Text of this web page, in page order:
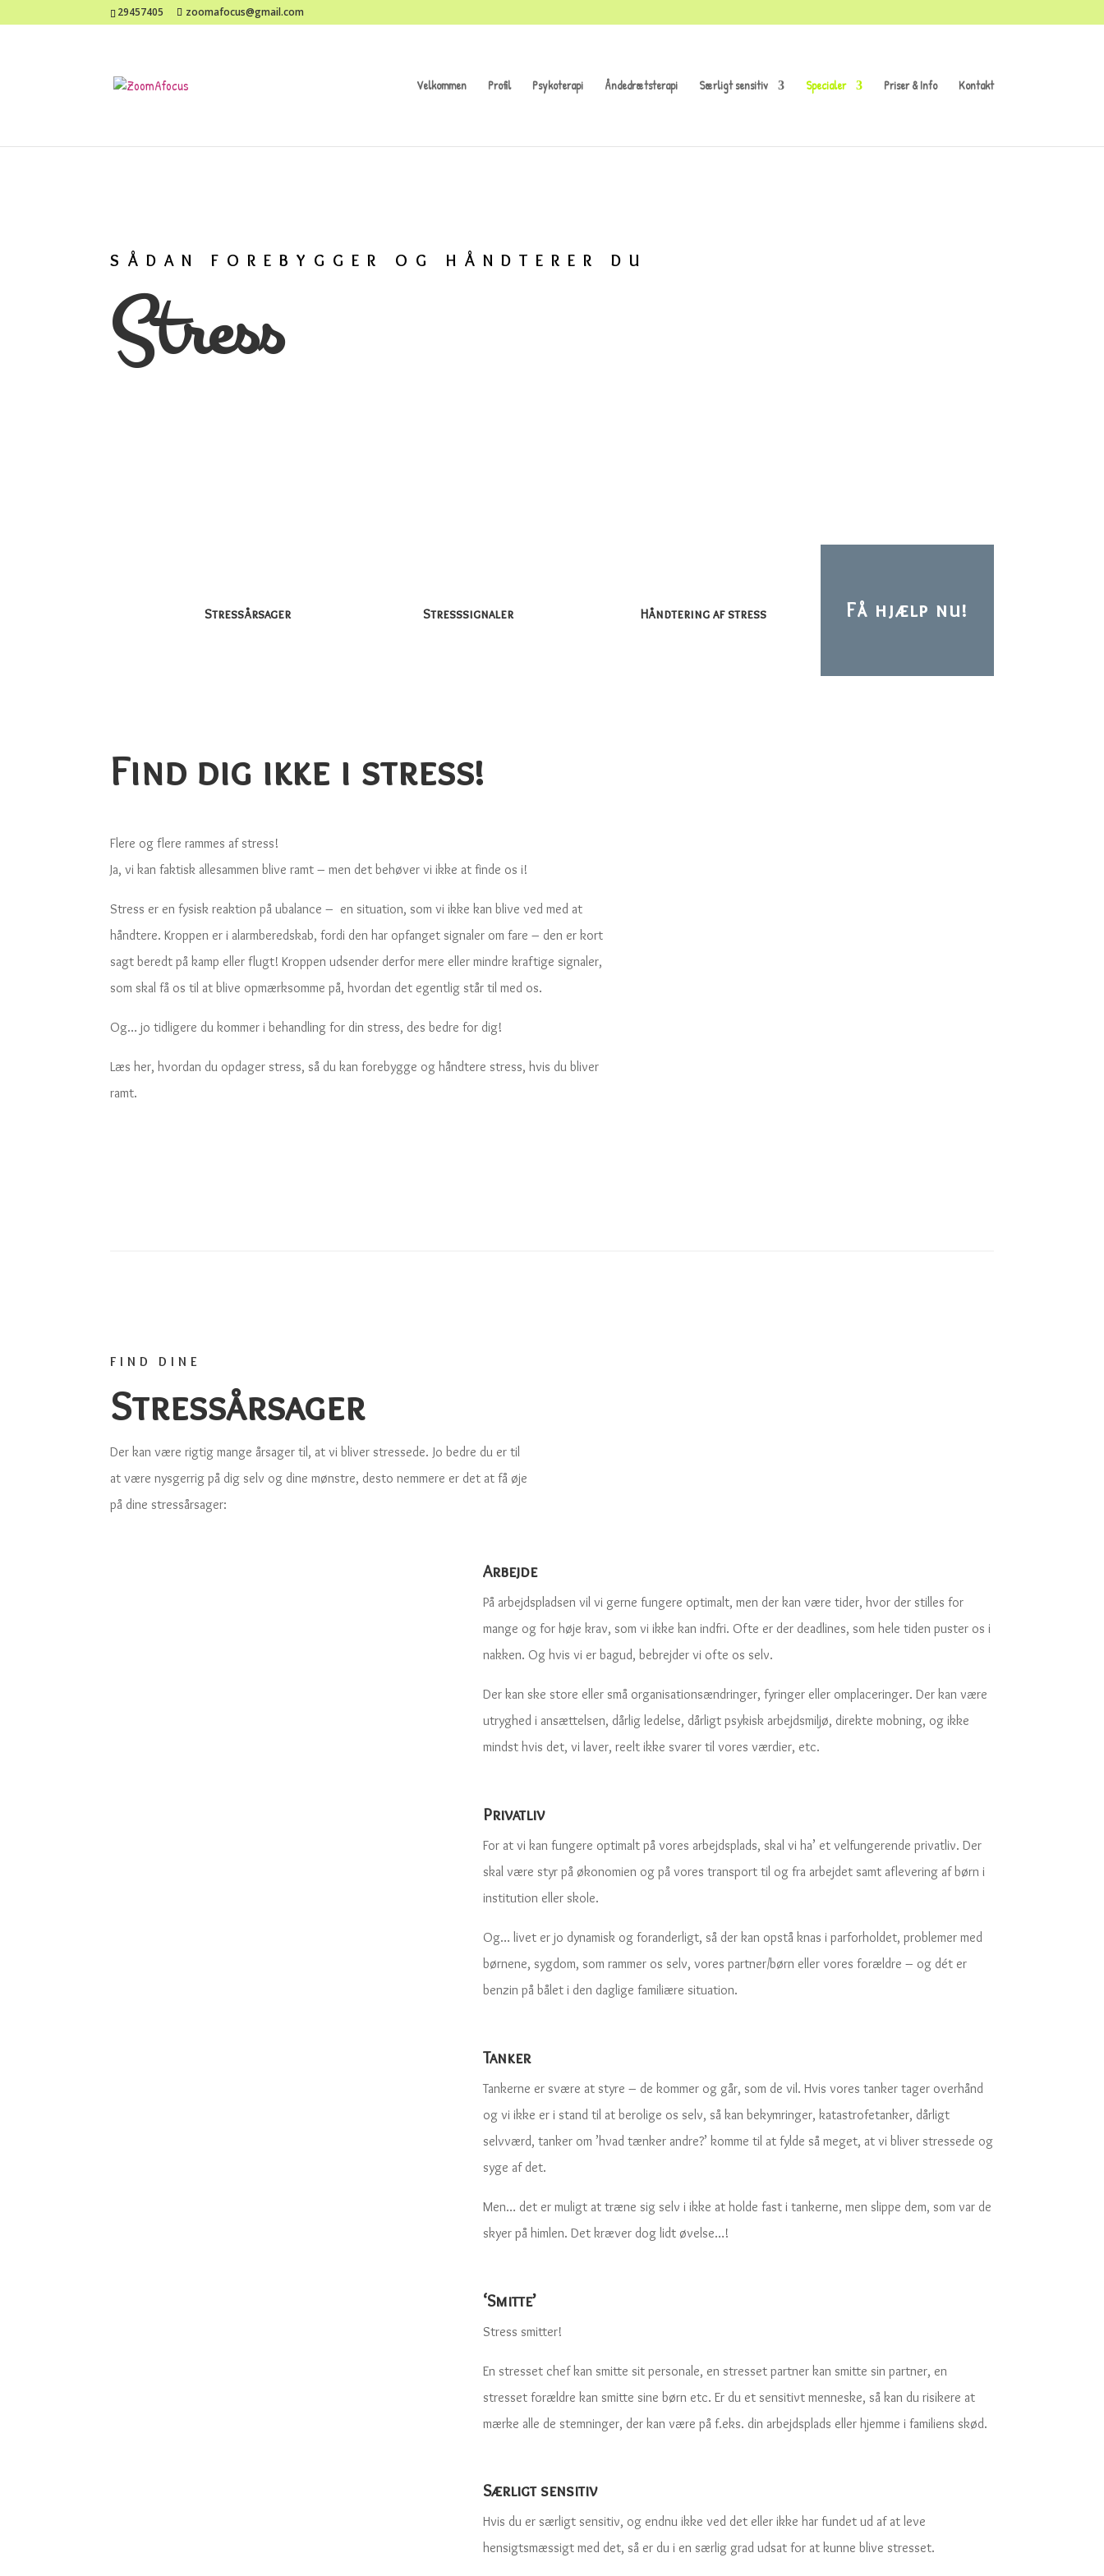
29457405 zoomafocus@gmail.com
Velkommen Profil Psykoterapi Åndedrætsterapi Særligt sensitiv Specialer Priser & Info Kontakt
SÅDAN FOREBYGGER OG HÅNDTERER DU
Stress
Stressårsager Stresssignaler Håndtering af stress Få hjælp nu!
Find dig ikke i stress!
F lere og flere rammes af stress!
Ja, vi kan faktisk allesammen blive ramt – men det behøver vi ikke at finde os i!
Stress er en fysisk reaktion på ubalance – en situation, som vi ikke kan blive ved med at
håndtere. Kroppen er i alarmberedskab, fordi den har opfanget signaler om fare – den er kort
sagt beredt på kamp eller flugt! Kroppen udsender derfor mere eller mindre kraftige signaler,
som skal få os til at blive opmærksomme på, hvordan det egentlig står til med os.
Og… jo tidligere du kommer i behandling for din stress, des bedre for dig!
Læs her, hvordan du opdager stress, så du kan forebygge og håndtere stress, hvis du bliver
ramt.
FIND DINE
Stressårsager
Der kan være rigtig mange årsager til, at vi bliver stressede. Jo bedre du er til
at være nysgerrig på dig selv og dine mønstre, desto nemmere er det at få øje
på dine stressårsager:
Arbejde
På arbejdspladsen vil vi gerne fungere optimalt, men der kan være tider, hvor der stilles for
mange og for høje krav, som vi ikke kan indfri. Ofte er der deadlines, som hele tiden puster os i
nakken. Og hvis vi er bagud, bebrejder vi ofte os selv.
Der kan ske store eller små organisationsændringer, fyringer eller omplaceringer. Der kan være
utryghed i ansættelsen, dårlig ledelse, dårligt psykisk arbejdsmiljø, direkte mobning, og ikke
mindst hvis det, vi laver, reelt ikke svarer til vores værdier, etc.
Privatliv
For at vi kan fungere optimalt på vores arbejdsplads, skal vi ha’ et velfungerende privatliv. Der
skal være styr på økonomien og på vores transport til og fra arbejdet samt aflevering af børn i
institution eller skole.
Og… livet er jo dynamisk og foranderligt, så der kan opstå knas i parforholdet, problemer med
børnene, sygdom, som rammer os selv, vores partner/børn eller vores forældre – og dét er
benzin på bålet i den daglige familiære situation.
Tanker
Tankerne er svære at styre – de kommer og går, som de vil. Hvis vores tanker tager overhånd
og vi ikke er i stand til at berolige os selv, så kan bekymringer, katastrofetanker, dårligt
selvværd, tanker om ’hvad tænker andre?’ komme til at fylde så meget, at vi bliver stressede og
syge af det.
Men… det er muligt at træne sig selv i ikke at holde fast i tankerne, men slippe dem, som var de
skyer på himlen. Det kræver dog lidt øvelse…!
‘Smitte’
Stress smitter!
En stresset chef kan smitte sit personale, en stresset partner kan smitte sin partner, en
stresset forældre kan smitte sine børn etc. Er du et sensitivt menneske, så kan du risikere at
mærke alle de stemninger, der kan være på f.eks. din arbejdsplads eller hjemme i familiens skød.
Særligt sensitiv
Hvis du er særligt sensitiv, og endnu ikke ved det eller ikke har fundet ud af at leve
hensigtsmæssigt med det, så er du i en særlig grad udsat for at kunne blive stresset.